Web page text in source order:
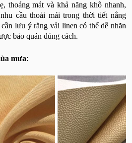
thoáng mát và khả năng khô nhanh,
cầu thoải mái trong thời tiết nắng
lưu ý rằng vải linen có thể dễ nhăn
bảo quản đúng cách.
mưa: